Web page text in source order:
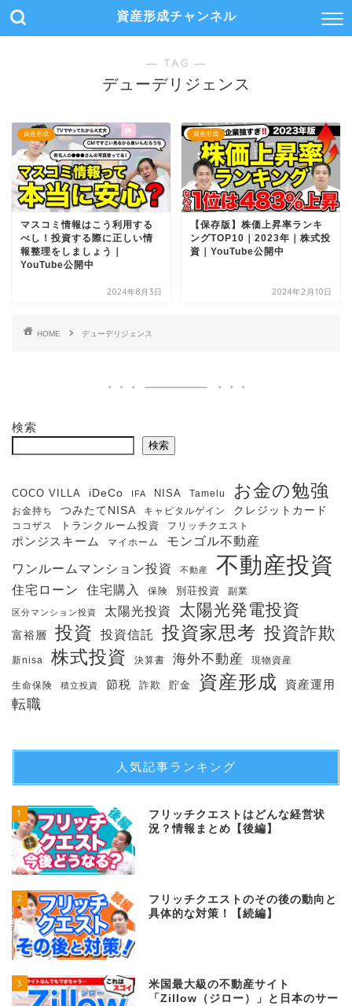
資産形成チャンネル
― TAG ―
デューデリジェンス
資産形成
マスコミ情報はこう利用する
べし！投資する際に正しい情
報整理をしましょう｜
YouTube公開中
2024年8月3日
資産形成
【保存版】株価上昇率ランキ
ングTOP10｜2023年｜株式投
資｜YouTube公開中
2024年2月10日
HOME デューデリジェンス
検索
検索
COCO VILLA iDeCo IFA NISA Tamelu お金の勉強
お金持ち つみたてNISA キャピタルゲイン クレジットカード
ココザス トランクルーム投資 フリッチクエスト
ポンジスキーム マイホーム モンゴル不動産
ワンルームマンション投資 不動産 不動産投資
住宅ローン 住宅購入 保険 別荘投資 副業
区分マンション投資 太陽光投資 太陽光発電投資
富裕層 投資 投資信託 投資家思考 投資詐欺
新nisa 株式投資 決算書 海外不動産 現物資産
生命保険 積立投資 節税 詐欺 貯金 資産形成 資産運用
転職
人気記事ランキング
1
フリッチクエストはどんな経営状
況？情報まとめ【後編】
2
フリッチクエストのその後の動向と
具体的な対策！【続編】
3
米国最大級の不動産サイト
「Zillow（ジロー）」と日本のサー